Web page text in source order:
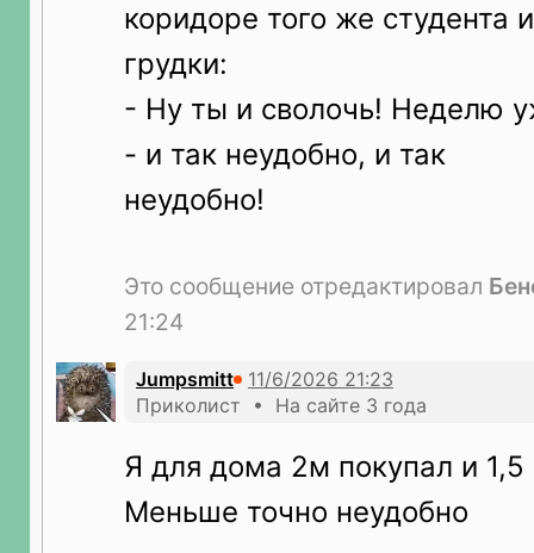
коридоре того же студента
грудки:
- Ну ты и сволочь! Неделю
- и так неудобно, и так
неудобно!
Это сообщение отредактировал
21:24
Jumpsmitt
Приколист • На сайте 3 года
Я для дома 2м покупал и 1,5
Меньше точно неудобно